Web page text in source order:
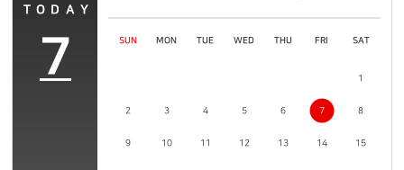
TODAY
7 SUN MON TUE WED THU FRI SAT
1
2 3 4 5 6 7 8
9 10 11 12 13 14 15